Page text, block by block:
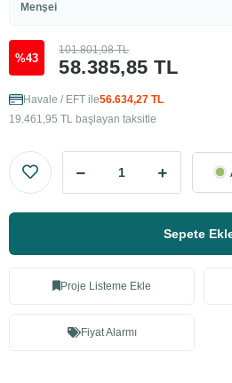
Menşei
%43 58.385,85 TL
101.801,08 TL
Havale / EFT ile56.634,27 TL
19.461,95 TL başlayan taksitle
Sepete
Proje Listeme Ekle
Fiyat Alarmı